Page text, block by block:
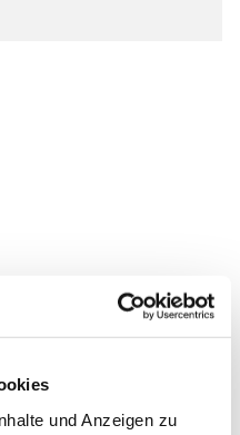
und Anzeigen zu